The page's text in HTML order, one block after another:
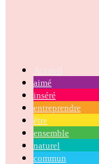
aimé
inséré
entreprendre
être
ensemble
naturel
commun